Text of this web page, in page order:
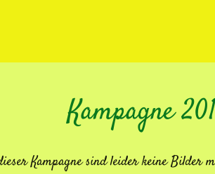
Kampagne
Kampagne sind leider keine Bilder